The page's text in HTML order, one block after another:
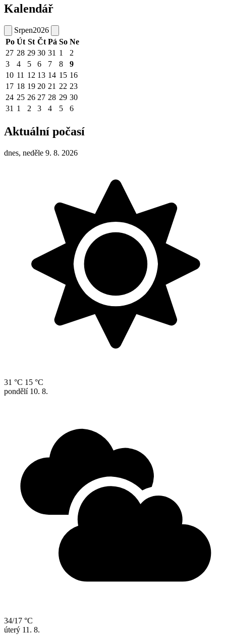
Kalendář
Srpen2026
Po Út St Čt Pá So Ne
27 28 29 30 31 1
2
3
4 5 6 7 8
9
10 11 12 13 14 15 16
17 18 19 20 21 22 23
24 25 26 27 28 29 30
31 1 2 3 4 5 6
Aktuální počasí
dnes, neděle 9. 8. 2026
31 °C 15 °C
pondělí 10. 8.
34/17 °C
úterý 11. 8.